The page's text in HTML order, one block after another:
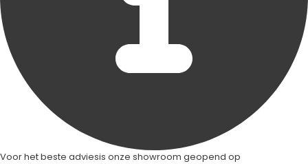
Voor het beste adviesis onze showroom geopend op